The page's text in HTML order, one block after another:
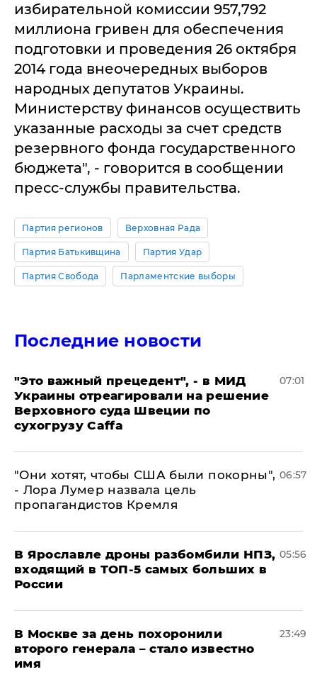
избирательной комиссии 957,792
миллиона гривен для обеспечения
подготовки и проведения 26 октября
2014 года внеочередных выборов
народных депутатов Украины.
Министерству финансов осуществить
указанные расходы за счет средств
резервного фонда государственного
бюджета", - говорится в сообщении
пресс-службы правительства.
Партия регионов Верховная Рада
Партия Батькивщина Партия Удар
Партия Свобода Парламентские выборы
Последние новости
"Это важный прецедент", - в МИД
Украины отреагировали на решение
Верховного суда Швеции по
сухогрузу Caffa
07:01
"Они хотят, чтобы США были покорны",
- Лора Лумер назвала цель
пропагандистов Кремля
06:57
В Ярославле дроны разбомбили НПЗ,
входящий в ТОП-5 самых больших в
России
05:56
В Москве за день похоронили
второго генерала – стало известно
имя
23:49